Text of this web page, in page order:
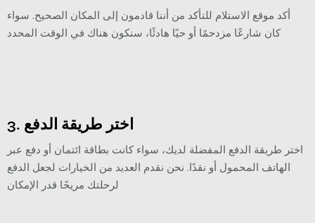
أكد موقع الاستلام للتأكد من أننا قادمون إلى المكان الصحيح. سواء
كان شارعًا مزدحمًا أو حيًا هادئًا، سنكون هناك في الوقت المحدد
3. اختر طريقة الدفع
اختر طريقة الدفع المفضلة لديك، سواء كانت بطاقة ائتمان أو دفع عبر
الهاتف المحمول أو نقدًا. نحن نقدم العديد من الخيارات لجعل الدفع
لرحلتك مريحًا قدر الإمكان